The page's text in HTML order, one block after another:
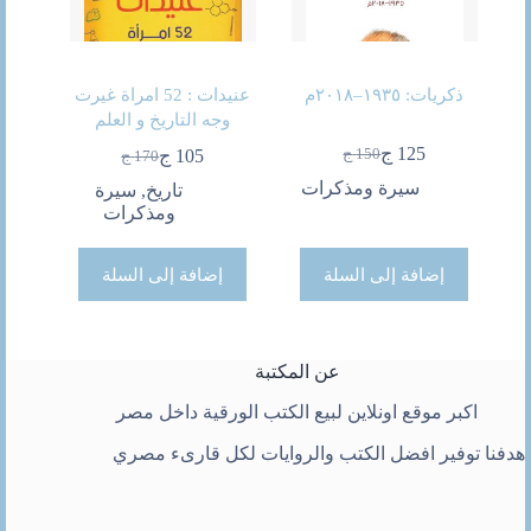
ذكريات: ١٩٣٥–٢٠١٨م
150 ج
السعر
الأصلي
125 جالسعر
الحالي
سيرة ومذكرات
إضافة إلى السلة
عنيدات : 52 امراة غيرت
وجه التاريخ و العلم
170 ج
السعر
الأصلي
هو:
105 جالسعر
الحالي
هو:
تاريخ, سيرة
ومذكرات
إضافة إلى السلة
عن المكتبة
اكبر موقع اونلاين لبيع الكتب الورقية داخل مصر
هدفنا توفير افضل الكتب والروايات لكل قارىء مصري